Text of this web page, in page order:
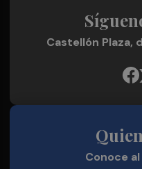
Castellón Plaza,
Conoce